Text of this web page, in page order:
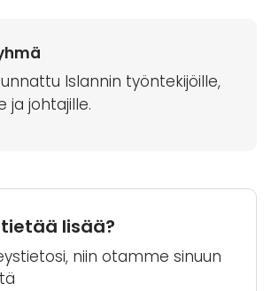
Islannin työntekijöille,
ja johtajille.
lisää?
niin otamme sinuun